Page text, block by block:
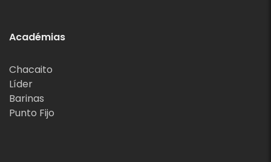
Académias
Chacaito
Líder
Barinas
Punto Fijo